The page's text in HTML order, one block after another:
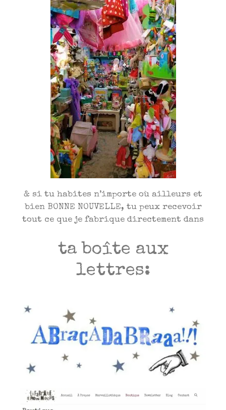
& si tu habites n’importe où ailleurs et
bien BONNE NOUVELLE, tu peux recevoir
tout ce que je fabrique directement dans
ta boîte aux
lettres: